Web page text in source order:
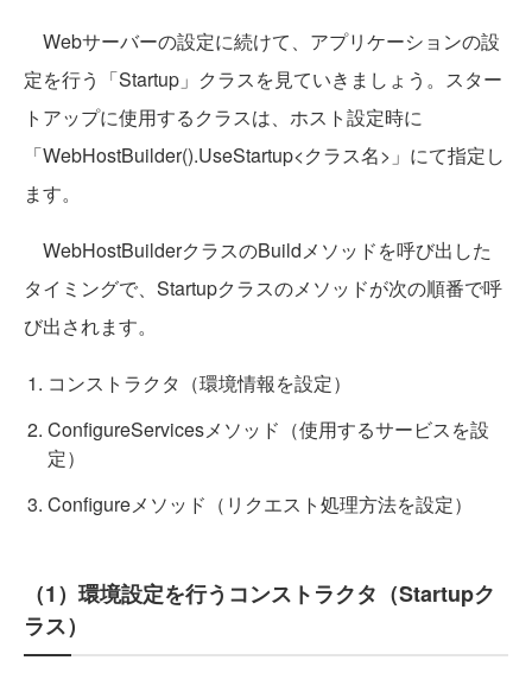
Webサーバーの設定に続けて、アプリケーションの設
定を行う「Startup」クラスを見ていきましょう。スター
トアップに使用するクラスは、ホスト設定時に
「WebHostBuilder().UseStartup<クラス名> 」にて指定し
ます。
WebHostBuilderクラスのBuildメソッドを呼び出した
タイミングで、Startupクラスのメソッドが次の順番で呼
び出されます。
コンストラクタ（環境情報を設定）
ConfigureServicesメソッド（使用するサービスを設
定）
Configureメソッド（リクエスト処理方法を設定）
（1）環境設定を行うコンストラクタ（Startupク
ラス）